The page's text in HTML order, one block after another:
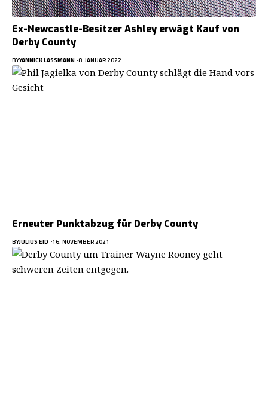
Ex-Newcastle-Besitzer Ashley erwägt Kauf von
Derby County
BYYANNICK LASSMANN 8. JANUAR 2022
Erneuter Punktabzug für Derby County
BYJULIUS EID 16. NOVEMBER 2021